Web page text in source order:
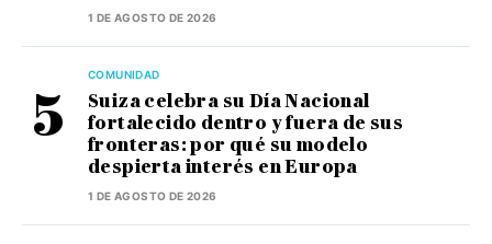
1 DE AGOSTO DE 2026
COMUNIDAD
Suiza celebra su Día Nacional
fortalecido dentro y fuera de sus
fronteras: por qué su modelo
despierta interés en Europa
1 DE AGOSTO DE 2026